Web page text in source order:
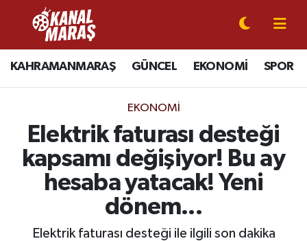
KAHRAMANMARAŞ GÜNCEL EKONOMİ SPOR
EKONOMI
Elektrik faturası desteği
kapsamı değişiyor! Bu ay
hesaba yatacak! Yeni
dönem...
Elektrik faturası desteği ile ilgili son dakika
CANLI YAYIN
KAHRAMANMARAŞ
SPOR
SİYASET
EKONOMİ
Kahramanmaraş Nöbetçi Eczaneler
Kahramanmaraş Hava Durumu
Kahramanmaraş Namaz Vakitleri
Kahramanmaraş Trafik Yoğunluk Haritası
Süper Lig Puan Durumu ve Fikstür
Tüm Manşetler